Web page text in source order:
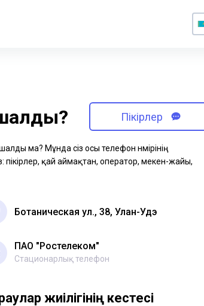
Пікірлер
ма? Мұнда сіз осы телефон нөмірінің
қай аймақтан, оператор, мекен-жайы,
Ботаническая ул., 38, Улан-Удэ
ПАО "Ростелеком"
Стационарлық телефон
жиілігінің кестесі